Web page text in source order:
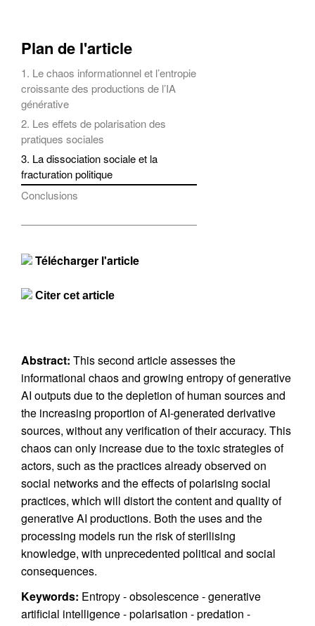
Plan de l'article
1. Le chaos informationnel et l’entropie
croissante des productions de l’IA
générative
2. Les effets de polarisation des
pratiques sociales
3. La dissociation sociale et la
fracturation politique
Conclusions
Télécharger l'article
Citer cet article
Abstract: This second article assesses the
informational chaos and growing entropy of generative
AI outputs due to the depletion of human sources and
the increasing proportion of AI-generated derivative
sources, without any verification of their accuracy. This
chaos can only increase due to the toxic strategies of
actors, such as the practices already observed on
social networks and the effects of polarising social
practices, which will distort the content and quality of
generative AI productions. Both the uses and the
processing models run the risk of sterilising
knowledge, with unprecedented political and social
consequences.
Keywords: Entropy - obsolescence - generative
artificial intelligence - polarisation - predation -